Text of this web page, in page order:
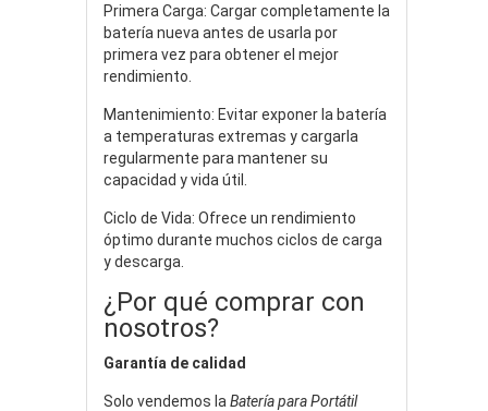
Primera Carga: Cargar completamente la
batería nueva antes de usarla por
primera vez para obtener el mejor
rendimiento.
Mantenimiento: Evitar exponer la batería
a temperaturas extremas y cargarla
regularmente para mantener su
capacidad y vida útil.
Ciclo de Vida: Ofrece un rendimiento
óptimo durante muchos ciclos de carga
y descarga.
¿Por qué comprar con
nosotros?
Garantía de calidad
Solo vendemos la Batería para Portátil